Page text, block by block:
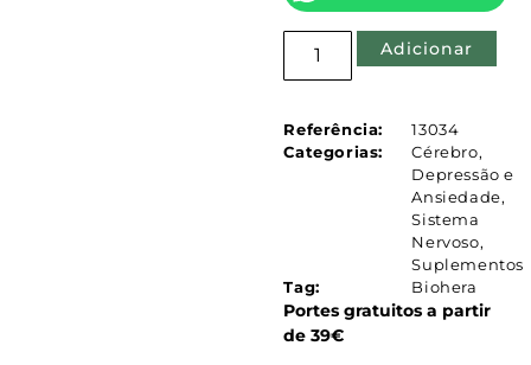
Adicionar
Referência:
13034
Categorias:
Cérebro,
Depressão e
Ansiedade,
Sistema
Nervoso,
Suplementos
Tag:
Biohera
Portes gratuitos a partir
de 39€